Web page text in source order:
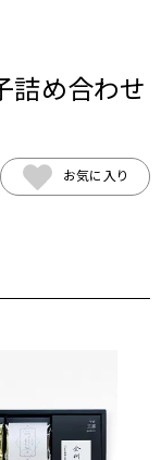
詰め合わせ
お気に入り